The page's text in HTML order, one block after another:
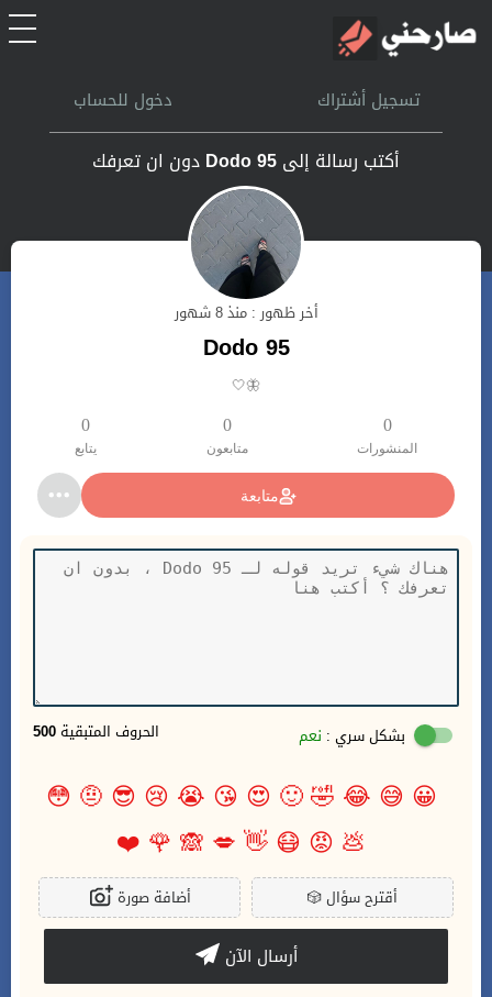
الرئيسيةتسجيل أشتراك دخول للحساب
أكتب رسالة إلىDodo 95دون ان تعرفك
أخر ظهور : منذ 8 شهور
Dodo 95
🦋🤍
0
المنشورات
0
متابعون
0
يتابع
متابعة
500 الحروف المتبقية بشكل سري : نعم
😀
😅
😂
🤣
🙂
😍
😘
😭
😢
😎
🤨
😳
💩
😡
😷
👋
💋
🙈
🌹
❤️
🎲أقترح سؤال أضافة صورة
أرسال الآن